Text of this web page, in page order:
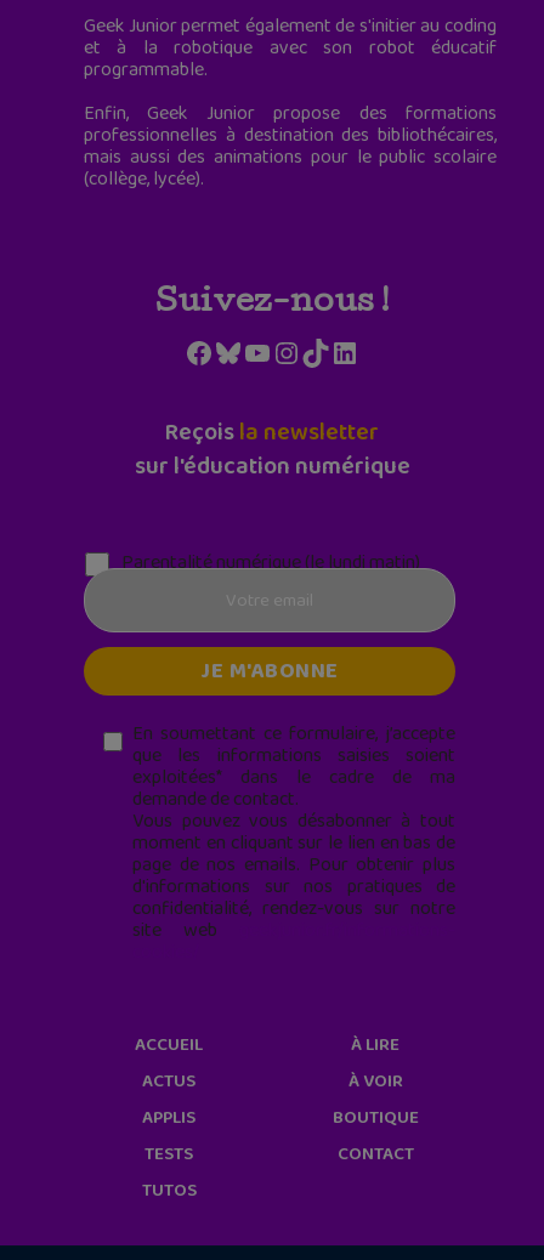
Geek Junior permet également de s'initier au coding
et à la robotique avec son robot éducatif
programmable.
Enfin, Geek Junior propose des formations
professionnelles à destination des bibliothécaires,
mais aussi des animations pour le public scolaire
(collège, lycée).
Suivez-nous !
Facebook
Bluesky
YouTube
Instagram
TikTokLinkedIn
Reçoisla newsletter
sur l'éducation numérique
Parentalité numérique (le lundi matin)
En soumettant ce formulaire, j’accepte
que les informations saisies soient
exploitées* dans le cadre de ma
demande de contact.
Vous pouvez vous désabonner à tout
moment en cliquant sur le lien en bas de
page de nos emails. Pour obtenir plus
d'informations sur nos pratiques de
confidentialité, rendez-vous sur notre
site web
ACCUEIL
ACTUS
APPLIS
TESTS
TUTOS
À LIRE
À VOIR
BOUTIQUE
CONTACT